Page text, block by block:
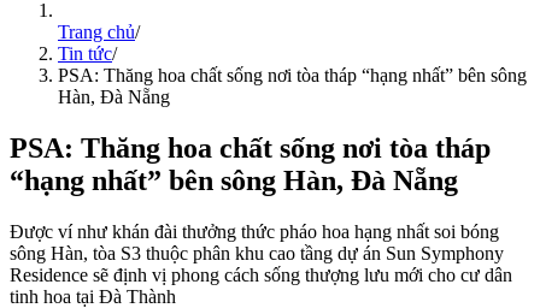
Trang chủ/
Tin tức/
PSA: Thăng hoa chất sống nơi tòa tháp “hạng nhất” bên sông
Hàn, Đà Nẵng
PSA: Thăng hoa chất sống nơi tòa tháp
“hạng nhất” bên sông Hàn, Đà Nẵng
Được ví như khán đài thưởng thức pháo hoa hạng nhất soi bóng
sông Hàn, tòa S3 thuộc phân khu cao tầng dự án Sun Symphony
Residence sẽ định vị phong cách sống thượng lưu mới cho cư dân
tinh hoa tại Đà Thành